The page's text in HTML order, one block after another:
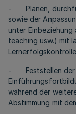
- Planen,
sowie der
unter Einbeziehung
teaching usw.) mit
Lernerfolgskontrolle,
- Feststellen der
während der
Abstimmung mit